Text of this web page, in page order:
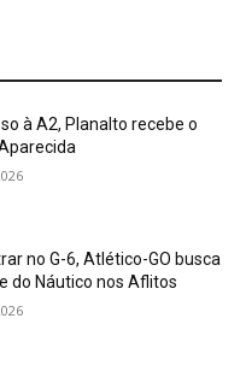
à A2, Planalto recebe o
no G-6, Atlético-GO busca
do Náutico nos Aflitos